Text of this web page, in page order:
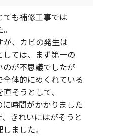
も補修工事では
が、カビの発生は
ては、まず第一の
が不思議でしたが
体的にめくれている
そうとして、
時間がかかりました
きれいにはがそうと
ました。